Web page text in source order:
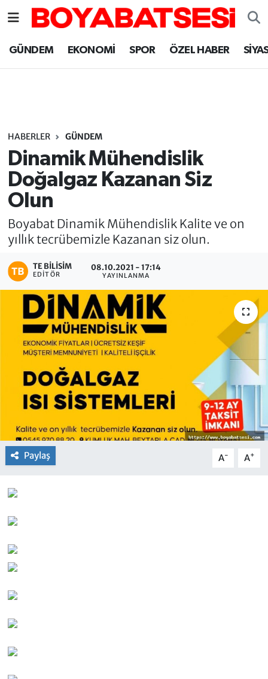
GÜNDEM EKONOMİ SPOR ÖZEL HABER
HABERLER GÜNDEM
Dinamik Mühendislik
Doğalgaz Kazanan Siz
Olun
Boyabat Dinamik Mühendislik Kalite ve on
yıllık tecrübemizle Kazanan siz olun.
TE BILISIM
EDITÖR
08.10.2021 - 17:14
YAYINLANMA
Paylaş A- A+
Sinop Nöbetçi Eczaneler
Sinop Trafik Yoğunluk Haritası
Süper Lig Puan Durumu ve Fikstür
Tüm Manşetler
Son Dakika Haberleri
Haber Arşivi